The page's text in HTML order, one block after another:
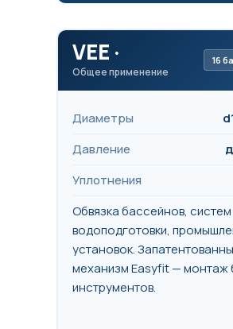
VEE ·
Общее применение
16
Диаметры
Давление
Уплотнения
Обвязка бассейнов, систем
водоподготовки,
установок.
механизм Easyfit — монтаж
инструментов.